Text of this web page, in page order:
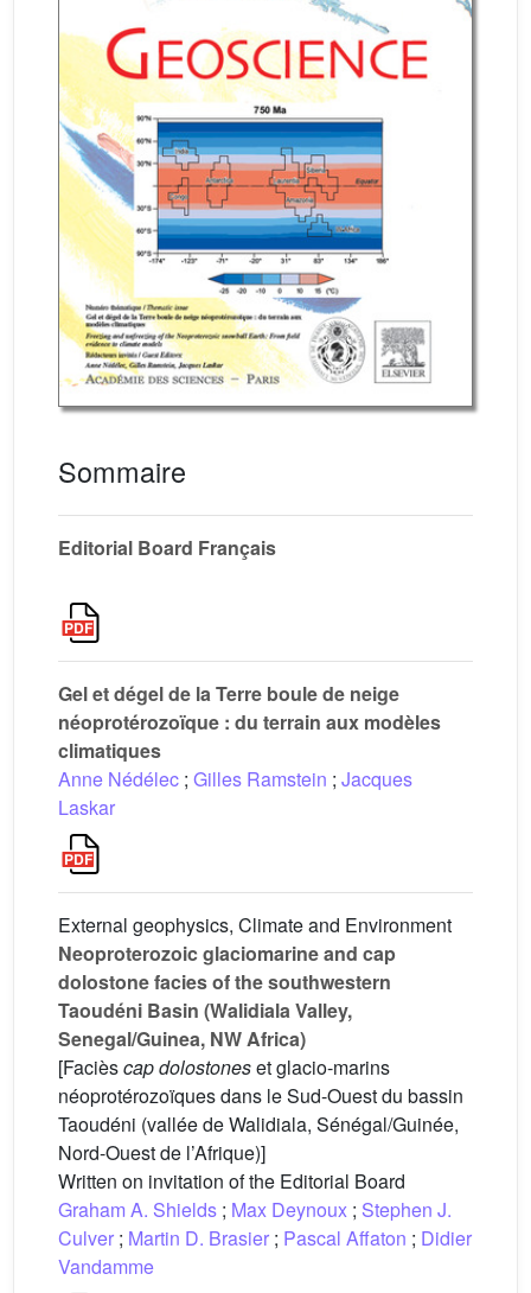
Sommaire
Editorial Board Français
Gel et dégel de la Terre boule de neige
néoprotérozoïque : du terrain aux modèles
climatiques
Anne Nédélec ; Gilles Ramstein ; Jacques
Laskar
External geophysics, Climate and Environment
Neoproterozoic glaciomarine and cap
dolostone facies of the southwestern
Taoudéni Basin (Walidiala Valley,
Senegal/Guinea, NW Africa)
[Facièscap dolostoneset glacio-marins
néoprotérozoïques dans le Sud-Ouest du bassin
Taoudéni (vallée de Walidiala, Sénégal/Guinée,
Nord-Ouest de l’Afrique)]
Written on invitation of the Editorial Board
Graham A. Shields ; Max Deynoux ; Stephen J.
Culver ; Martin D. Brasier ; Pascal Affaton ; Didier
Vandamme